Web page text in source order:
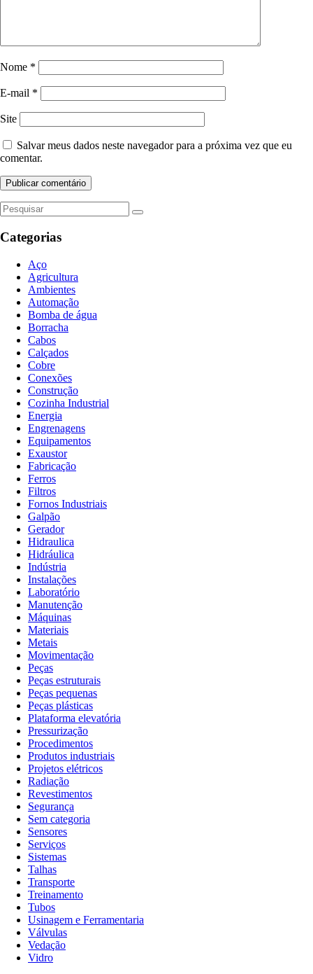
Nome *
E-mail *
Site
Salvar meus dados neste navegador para a próxima vez que eu
comentar.
Categorias
Aço
Agricultura
Ambientes
Automação
Bomba de água
Borracha
Cabos
Calçados
Cobre
Conexões
Construção
Cozinha Industrial
Energia
Engrenagens
Equipamentos
Exaustor
Fabricação
Ferros
Filtros
Fornos Industriais
Galpão
Gerador
Hidraulica
Hidráulica
Indústria
Instalações
Laboratório
Manutenção
Máquinas
Materiais
Metais
Movimentação
Peças
Peças estruturais
Peças pequenas
Peças plásticas
Plataforma elevatória
Pressurização
Procedimentos
Produtos industriais
Projetos elétricos
Radiação
Revestimentos
Segurança
Sem categoria
Sensores
Serviços
Sistemas
Talhas
Transporte
Treinamento
Tubos
Usinagem e Ferramentaria
Válvulas
Vedação
Vidro